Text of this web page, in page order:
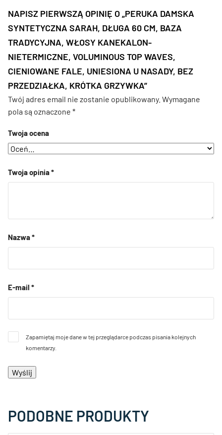
NAPISZ PIERWSZĄ OPINIĘ O „PERUKA DAMSKA
SYNTETYCZNA SARAH, DŁUGA 60 CM, BAZA
TRADYCYJNA, WŁOSY KANEKALON-
NIETERMICZNE, VOLUMINOUS TOP WAVES,
CIENIOWANE FALE, UNIESIONA U NASADY, BEZ
PRZEDZIAŁKA, KRÓTKA GRZYWKA”
Twój adres email nie zostanie opublikowany. Wymagane
pola są oznaczone *
Twoja ocena
Twoja opinia*
Nazwa*
E-mail *
Zapamiętaj moje dane w tej przeglądarce podczas pisania kolejnych
komentarzy.
PODOBNE PRODUKTY